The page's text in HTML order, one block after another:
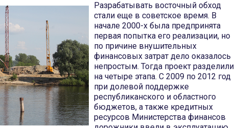
Разрабатывать восточный обход
стали еще в советское время. В
начале 2000-х была предпринята
первая попытка его реализации, но
по причине внушительных
финансовых затрат дело оказалось
непростым. Тогда проект разделили
на четыре этапа. С 2009 по 2012 год
при долевой поддержке
республиканского и областного
бюджетов, а также кредитных
ресурсов Министерства финансов